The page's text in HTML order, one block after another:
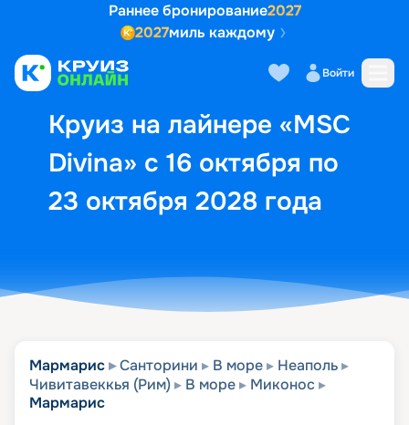
Раннее бронирование2027
2027миль каждому
Войти
Круиз на лайнере «MSC
Divina» с 16 октября по
23 октября 2028 года
Выбор кают Маршрут и
Мармарис Санторини В море
Неаполь
Чивитавеккья (Рим)
В море
Миконос
Мармарис